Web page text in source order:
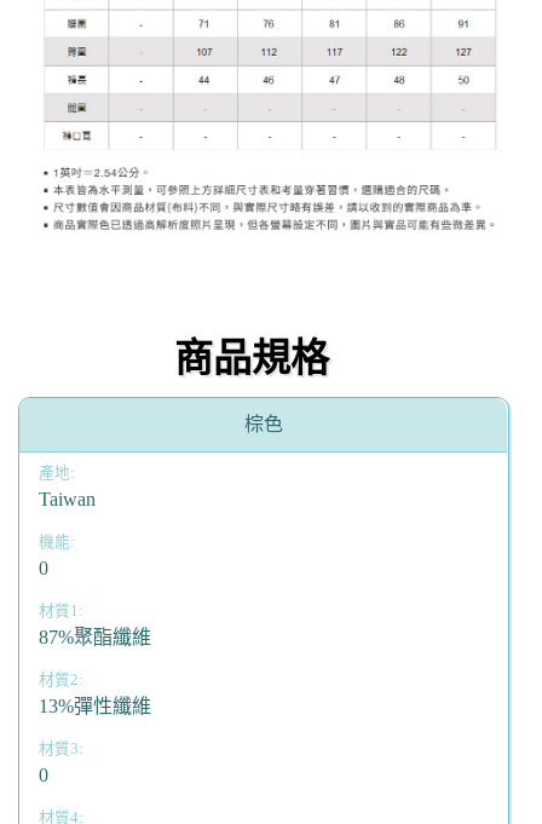
商品規格
棕色
Taiwan
0
87%聚酯纖維
13%彈性纖維
0